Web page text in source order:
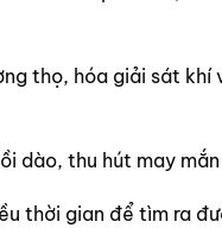
thọ, hóa giải sát
dào, thu hút may
thời gian để tìm ra